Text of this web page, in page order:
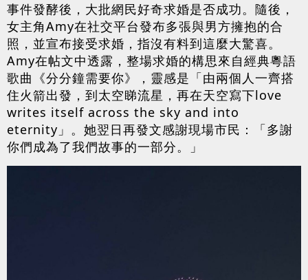
事件發酵後，大批網民好奇求婚是否成功。隨後，
女主角Amy在社交平台發布多張與男方擁抱的合
照，並宣布接受求婚，指沒有料到這麼大驚喜。
Amy在帖文中透露，整場求婚的構思來自經典粵語
歌曲《分分鐘需要你》，靈感是「由兩個人一齊搭
住火箭出發，到太空睇流星，再在天空寫下love
writes itself across the sky and into
eternity」。她翌日再發文感謝現場市民：「多謝
你們成為了我們故事的一部分。」